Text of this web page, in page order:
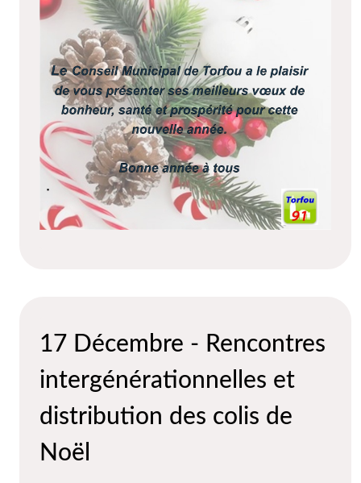
17 Décembre - Rencontres
intergénérationnelles et
distribution des colis de
Noël